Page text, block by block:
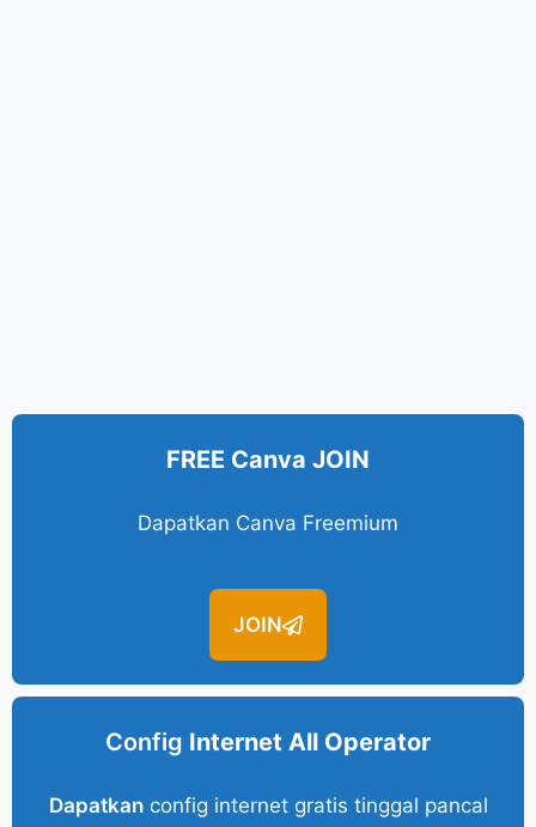
FREE Canva JOIN
Dapatkan Canva Freemium
JOIN
Config Internet All Operator
Dapatkanconfig internet gratis tinggal pancal